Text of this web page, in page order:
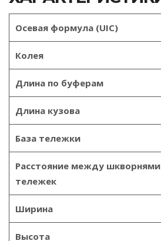
Осевая формула (UIC)
Колея
Длина по буферам
Длина кузова
База тележки
Расстояние между шкворнями
тележек
Ширина
Высота